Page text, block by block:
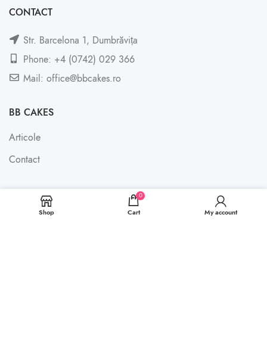
CONTACT
Str. Barcelona 1, Dumbrăvița
Phone: +4 (0742) 029 366
Mail: office@bbcakes.ro
BB CAKES
Articole
Contact
LINK-URI UTILE
Shop
0
Cart My account